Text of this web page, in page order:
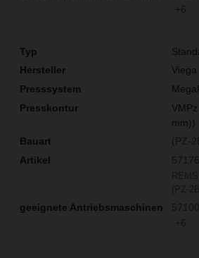
+6
Viega
mm))
(PZ-
+6